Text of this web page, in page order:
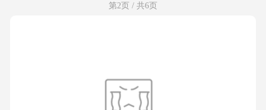
第2页 / 共6页